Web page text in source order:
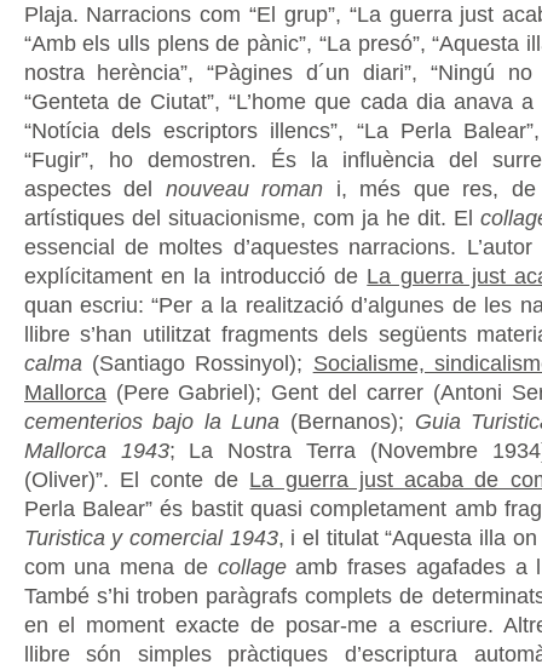
Plaja. Narracions com “El grup”, “La guerra just
“Amb els ulls plens de pànic”, “La presó”, “Aquesta
nostra herència”, “Pàgines d´un diari”, “Ningú
“Genteta de Ciutat”, “L’home que cada dia anava
“Notícia dels escriptors illencs”, “La Perla
“Fugir”, ho demostren. És la influència del
aspectes del nouveau roman i, més que res, de
artístiques del situacionisme, com ja he dit. El
essencial de moltes d’aquestes narracions.
explícitament en la introducció de La guerra just
quan escriu: “Per a la realització d’algunes de les
llibre s’han utilitzat fragments dels següents
calma (Santiago Rossinyol); Socialisme,
Mallorca (Pere Gabriel); Gent del carrer (Antoni
cementerios bajo la Luna (Bernanos); Guia
Mallorca 1943; La Nostra Terra (Novembre
(Oliver)”. El conte de La guerra just acaba de
Perla Balear” és bastit quasi completament amb
Turistica y comercial 1943, i el titulat “Aquesta illa
com una mena de collageamb frases agafades a
També s’hi troben paràgrafs complets de
en el moment exacte de posar-me a escriure.
llibre són simples pràctiques d’escriptura